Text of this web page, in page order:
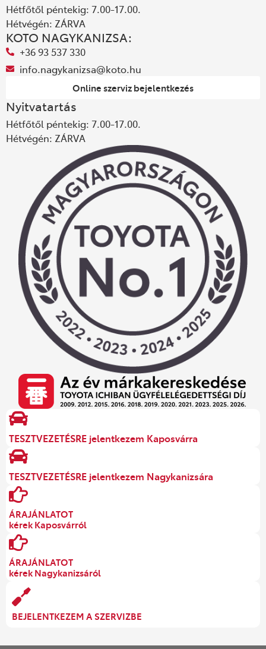
Hétfőtől péntekig: 7.00-17.00.
Hétvégén: ZÁRVA
KOTO NAGYKANIZSA:
+36 93 537 330
info.nagykanizsa@koto.hu
Online szerviz bejelentkezés
Nyitvatartás
Hétfőtől péntekig: 7.00-17.00.
Hétvégén: ZÁRVA
TESZTVEZETÉSRE jelentkezem Kaposvárra
TESZTVEZETÉSRE jelentkezem Nagykanizsára
ÁRAJÁNLATOT
kérek Kaposvárról
ÁRAJÁNLATOT
kérek Nagykanizsáról
BEJELENTKEZEM A SZERVIZBE